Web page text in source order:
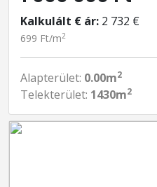
Kalkulált € ár: 2 732 €
699 Ft/m2
Alapterület: 0.00m2
Telekterület: 1430m2